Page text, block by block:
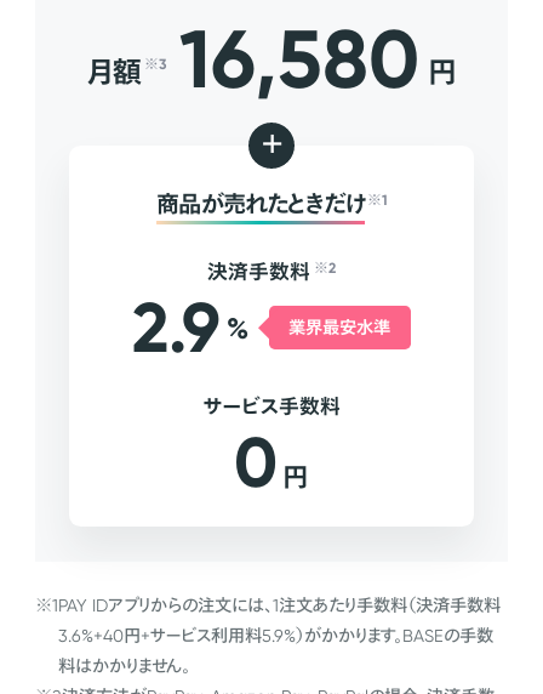
月額 ※3 16,580 円
+
商品が売れたときだけ ※1
決済手数料 ※2
2.9 % 業界最安水準
サービス手数料
0 円
※1PAY IDアプリからの注文には、1注文あたり手数料（決済手数料
3.6%+40円+サービス利用料5.9%）がかかります。BASEの手数
料はかかりません。